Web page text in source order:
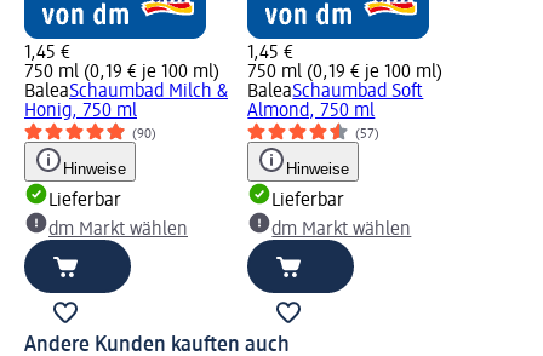
1,45 €
750 ml (0,19 € je 100 ml)
BaleaSchaumbad Milch &
Honig, 750 ml
(90)
Hinweise
Lieferbar
dm Markt wählen
1,45 €
750 ml (0,19 € je 100 ml)
BaleaSchaumbad Soft
Almond, 750 ml
(57)
Hinweise
Lieferbar
dm Markt wählen
Andere Kunden kauften auch